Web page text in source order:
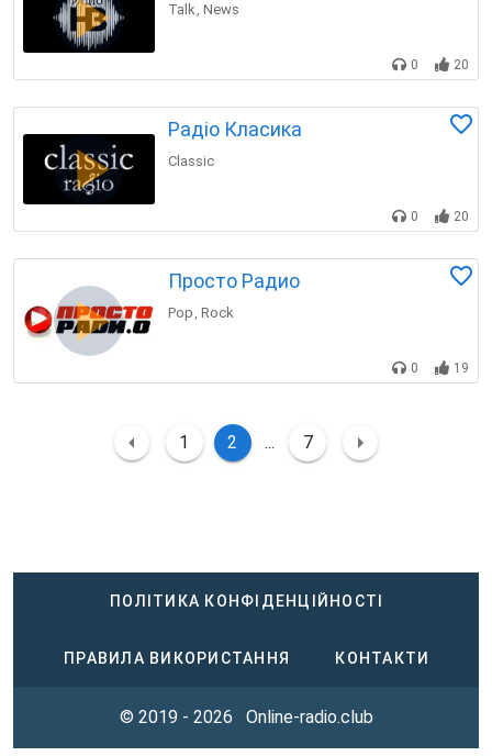
Talk, News
0 20
Радіо Класика
Classic
0 20
Просто Радио
Pop , Rock
0 19
1 2 ... 7
ПОЛІТИКА КОНФІДЕНЦІЙНОСТІ
ПРАВИЛА ВИКОРИСТАННЯ КОНТАКТИ
© 2019 - 2026 Online-radio.club